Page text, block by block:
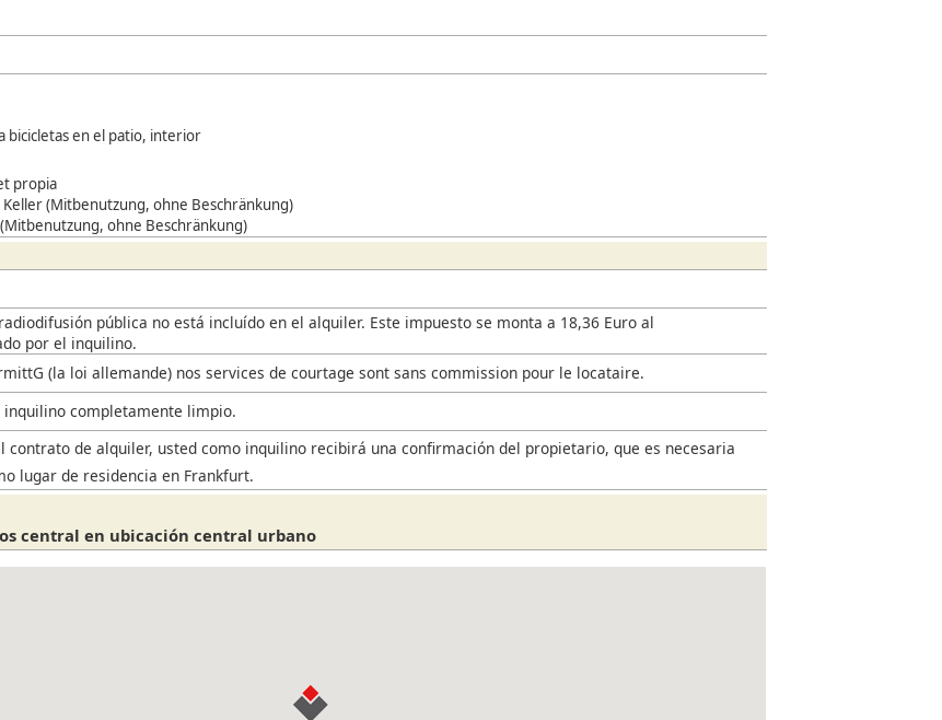
bicicletas en el patio, interior
propia
Keller (Mitbenutzung, ohne Beschränkung)
ohne Beschränkung)
pública no está incluído en el alquiler. Este impuesto se monta a 18,36 Euro al
por el inquilino.
(la loi allemande) nos services de courtage sont sans commission pour le locataire.
inquilino completamente limpio.
contrato de alquiler, usted como inquilino recibirá una confirmación del propietario, que es necesaria
lugar de residencia en Frankfurt.
central en ubicación central urbano